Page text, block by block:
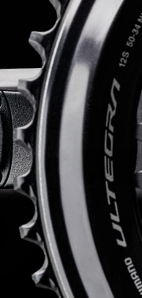
con la compra de